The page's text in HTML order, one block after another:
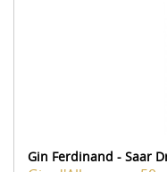
Gin Ferdinand - Saar